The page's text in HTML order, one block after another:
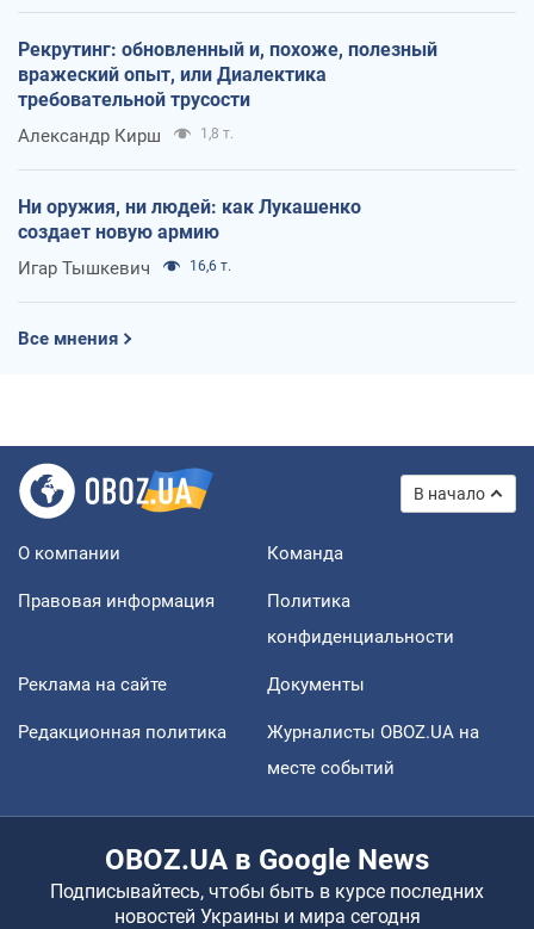
Рекрутинг: обновленный и, похоже, полезный
вражеский опыт, или Диалектика
требовательной трусости
Александр Кирш 1,8 т.
Ни оружия, ни людей: как Лукашенко
создает новую армию
Игар Тышкевич 16,6 т.
Все мнения
В начало
О компании Команда
Правовая информация
Политика
конфиденциальности
Реклама на сайте Документы
Редакционная политика
Журналисты OBOZ.UA на
месте событий
OBOZ.UA в Google News
Подписывайтесь, чтобы быть в курсе последних
новостей Украины и мира сегодня